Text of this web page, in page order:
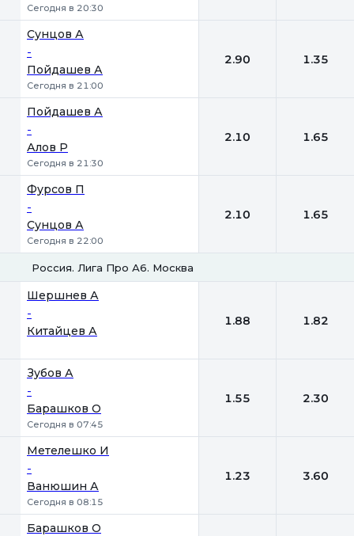
Сегодня в 20:30
Сунцов А
-
Пойдашев А
Сегодня в 21:00
2.90 1.35
Пойдашев А
-
Алов Р
Сегодня в 21:30
2.10 1.65
Фурсов П
-
Сунцов А
Сегодня в 22:00
2.10 1.65
Россия. Лига Про А6. Москва
Шершнев А
-
Китайцев А
1.88 1.82
Зубов А
-
Барашков О
Сегодня в 07:45
1.55 2.30
Метелешко И
-
Ванюшин А
Сегодня в 08:15
1.23 3.60
Барашков О